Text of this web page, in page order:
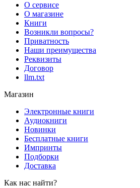
О сервисе
О магазине
Книги
Возникли вопросы?
Приватность
Наши преимущества
Реквизиты
Договор
llm.txt
Магазин
Электронные книги
Аудиокниги
Новинки
Бесплатные книги
Импринты
Подборки
Доставка
Как нас найти?